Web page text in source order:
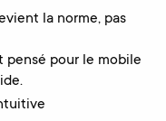
la norme, pas
pensé pour le mobile